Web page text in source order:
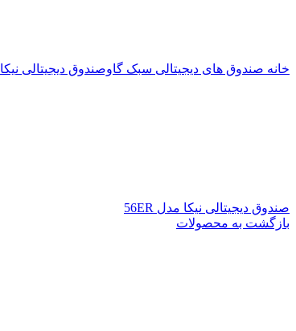
خانه صندوق های دیجیتالی سبک گاوصندوق دیجیتالی نیکا
صندوق دیجیتالی نیکا مدل 56ER
بازگشت به محصولات